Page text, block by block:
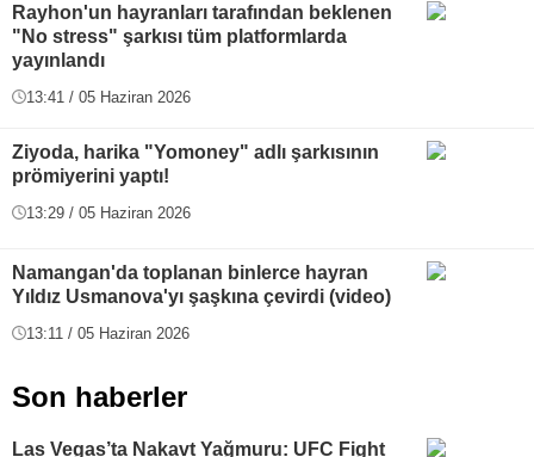
Rayhon'un hayranları tarafından beklenen
"No stress" şarkısı tüm platformlarda
yayınlandı
13:41 / 05 Haziran 2026
Ziyoda, harika "Yomoney" adlı şarkısının
prömiyerini yaptı!
13:29 / 05 Haziran 2026
Namangan'da toplanan binlerce hayran
Yıldız Usmanova'yı şaşkına çevirdi (video)
13:11 / 05 Haziran 2026
Son haberler
Las Vegas’ta Nakavt Yağmuru: UFC Fight